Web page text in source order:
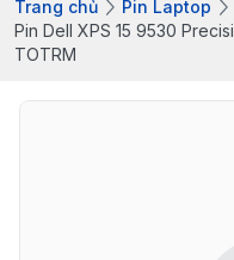
Trang chủ
Pin Laptop
Pin Dell XPS 15 9530
TOTRM